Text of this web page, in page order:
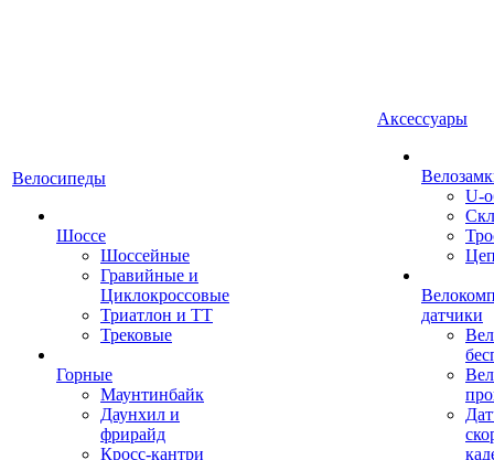
Велосипеды
Шоссе
Шоссейные
Гравийные и
Циклокроссовые
Триатлон и ТТ
Трековые
Горные
Маунтинбайк
Даунхил и
фрирайд
Кросс-кантри
Аксессуары
U-
датчики